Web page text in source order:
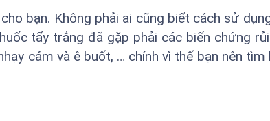
cho bạn. Không phải ai cũng biết cách sử
tẩy trắng đã gặp phải các biến chứng
cảm và ê buốt, … chính vì thế bạn nên tìm